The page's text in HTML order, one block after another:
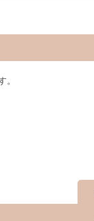
。